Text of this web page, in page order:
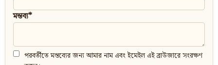
মন্তব্য*
পরবর্তীতে মন্তব্যের জন্য আমার নাম এবং ইমেইল এই ব্রাউজারে সংরক্ষণ